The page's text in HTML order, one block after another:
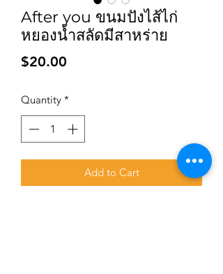
After you ขนมปังไส้ไก่
หยองน้ำสลัดมีสาหร่าย
$20.00
Quantity *
Add to Cart